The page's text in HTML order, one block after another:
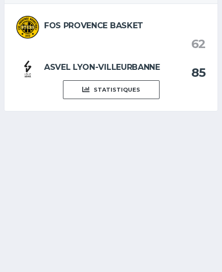
FOS PROVENCE BASKET
62
85
ASVEL LYON-VILLEURBANNE
STATISTIQUES